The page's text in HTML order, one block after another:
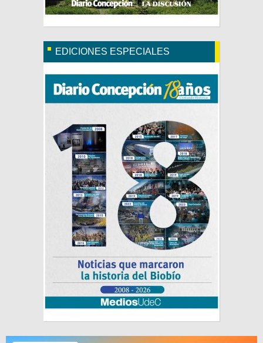
EDICIONES ESPECIALES